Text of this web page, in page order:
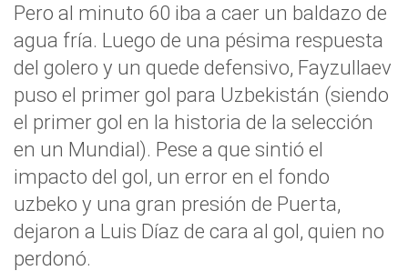
Pero al minuto 60 iba a caer un baldazo de
agua fría. Luego de una pésima respuesta
del golero y un quede defensivo, Fayzullaev
puso el primer gol para Uzbekistán (siendo
el primer gol en la historia de la selección
en un Mundial). Pese a que sintió el
impacto del gol, un error en el fondo
uzbeko y una gran presión de Puerta,
dejaron a Luis Díaz de cara al gol, quien no
perdonó.